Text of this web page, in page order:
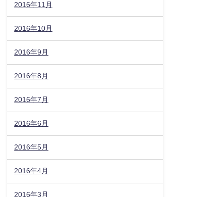
2016年11月
2016年10月
2016年9月
2016年8月
2016年7月
2016年6月
2016年5月
2016年4月
2016年3月